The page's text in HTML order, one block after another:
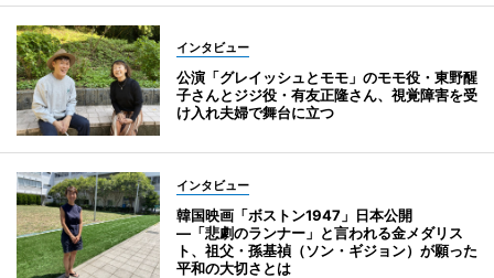
インタビュー
公演「グレイッシュとモモ」のモモ役・東野醒
子さんとジジ役・有友正隆さん、視覚障害を受
け入れ夫婦で舞台に立つ
インタビュー
韓国映画「ボストン1947」日本公開
―「悲劇のランナー」と言われる金メダリス
ト、祖父・孫基禎（ソン・ギジョン）が願った
平和の大切さとは